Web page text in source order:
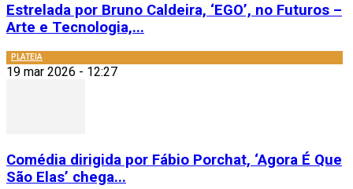
Estrelada por Bruno Caldeira, ‘EGO’, no Futuros –
Arte e Tecnologia,...
PLATEIA
19 mar 2026 - 12:27
Comédia dirigida por Fábio Porchat, ‘Agora É Que
São Elas’ chega...